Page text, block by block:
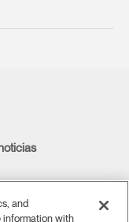
and
information with